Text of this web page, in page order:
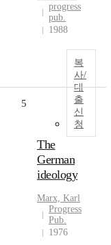
progress
pub.
1988
복
사/
대
출
신
청
5
The
German
ideology
Marx, Karl
Progress
Pub.
1976